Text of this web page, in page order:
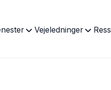
Vejeledninger